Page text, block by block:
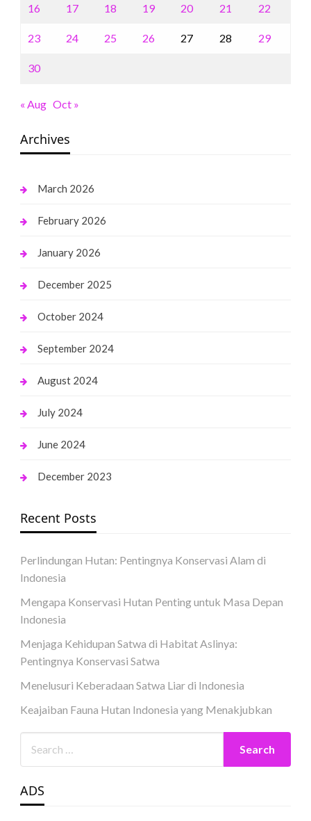
16 17 18 19 20 21 22
23 24 25 26 27 28 29
30
« Aug Oct »
Archives
March 2026
February 2026
January 2026
December 2025
October 2024
September 2024
August 2024
July 2024
June 2024
December 2023
Recent Posts
Perlindungan Hutan: Pentingnya Konservasi Alam di
Indonesia
Mengapa Konservasi Hutan Penting untuk Masa Depan
Indonesia
Menjaga Kehidupan Satwa di Habitat Aslinya:
Pentingnya Konservasi Satwa
Menelusuri Keberadaan Satwa Liar di Indonesia
Keajaiban Fauna Hutan Indonesia yang Menakjubkan
ADS